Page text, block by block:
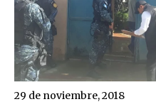
29 de noviembre, 2018